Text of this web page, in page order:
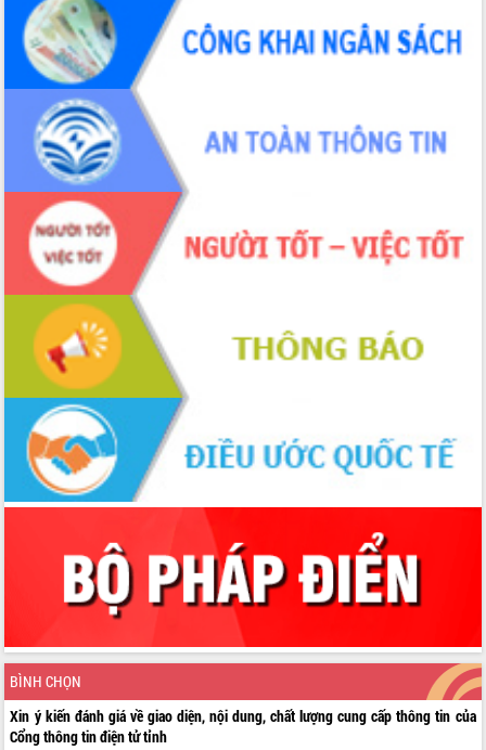
BÌNH CHỌN
Xin ý kiến đánh giá về giao diện, nội dung, chất lượng cung cấp thông tin của
Cổng thông tin điện tử tỉnh